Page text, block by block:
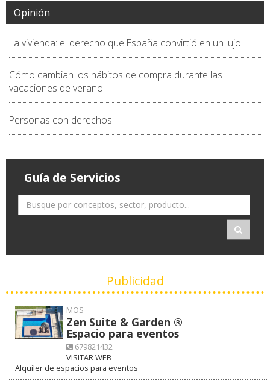
Opinión
La vivienda: el derecho que España convirtió en un lujo
Cómo cambian los hábitos de compra durante las
vacaciones de verano
Personas con derechos
Guía de Servicios
Publicidad
MOS
Zen Suite & Garden ®
Espacio para eventos
679821432
VISITAR WEB
Alquiler de espacios para eventos